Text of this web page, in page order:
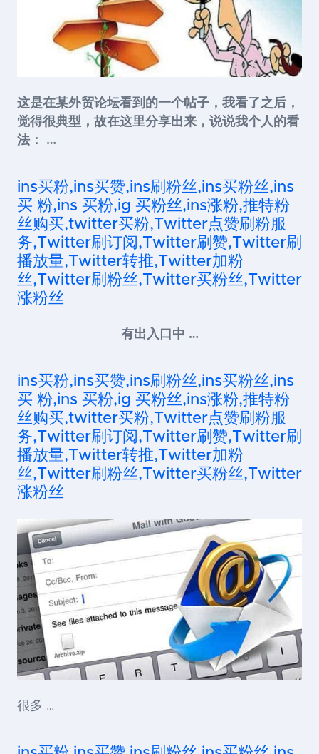
这是在某外贸论坛看到的一个帖子，我看了之后，
觉得很典型，故在这里分享出来，说说我个人的看
法： …
ins买粉,ins买赞,ins刷粉丝,ins买粉丝,ins
买 粉,ins 买粉,ig 买粉丝,ins涨粉,推特粉
丝购买,twitter买粉,Twitter点赞刷粉服
务,Twitter刷订阅,Twitter刷赞,Twitter刷
播放量,Twitter转推,Twitter加粉
丝,Twitter刷粉丝,Twitter买粉丝,Twitter
涨粉丝
有出入口中 …
ins买粉,ins买赞,ins刷粉丝,ins买粉丝,ins
买 粉,ins 买粉,ig 买粉丝,ins涨粉,推特粉
丝购买,twitter买粉,Twitter点赞刷粉服
务,Twitter刷订阅,Twitter刷赞,Twitter刷
播放量,Twitter转推,Twitter加粉
丝,Twitter刷粉丝,Twitter买粉丝,Twitter
涨粉丝
很多 …